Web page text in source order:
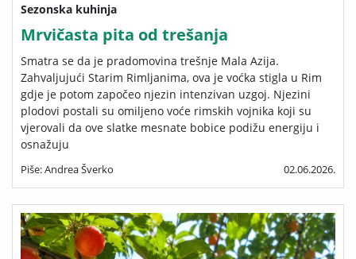
Sezonska kuhinja
Mrvičasta pita od trešanja
Smatra se da je pradomovina trešnje Mala Azija.
Zahvaljujući Starim Rimljanima, ova je voćka stigla u Rim
gdje je potom započeo njezin intenzivan uzgoj. Njezini
plodovi postali su omiljeno voće rimskih vojnika koji su
vjerovali da ove slatke mesnate bobice podižu energiju i
osnažuju
Piše: Andrea Šverko 02.06.2026.